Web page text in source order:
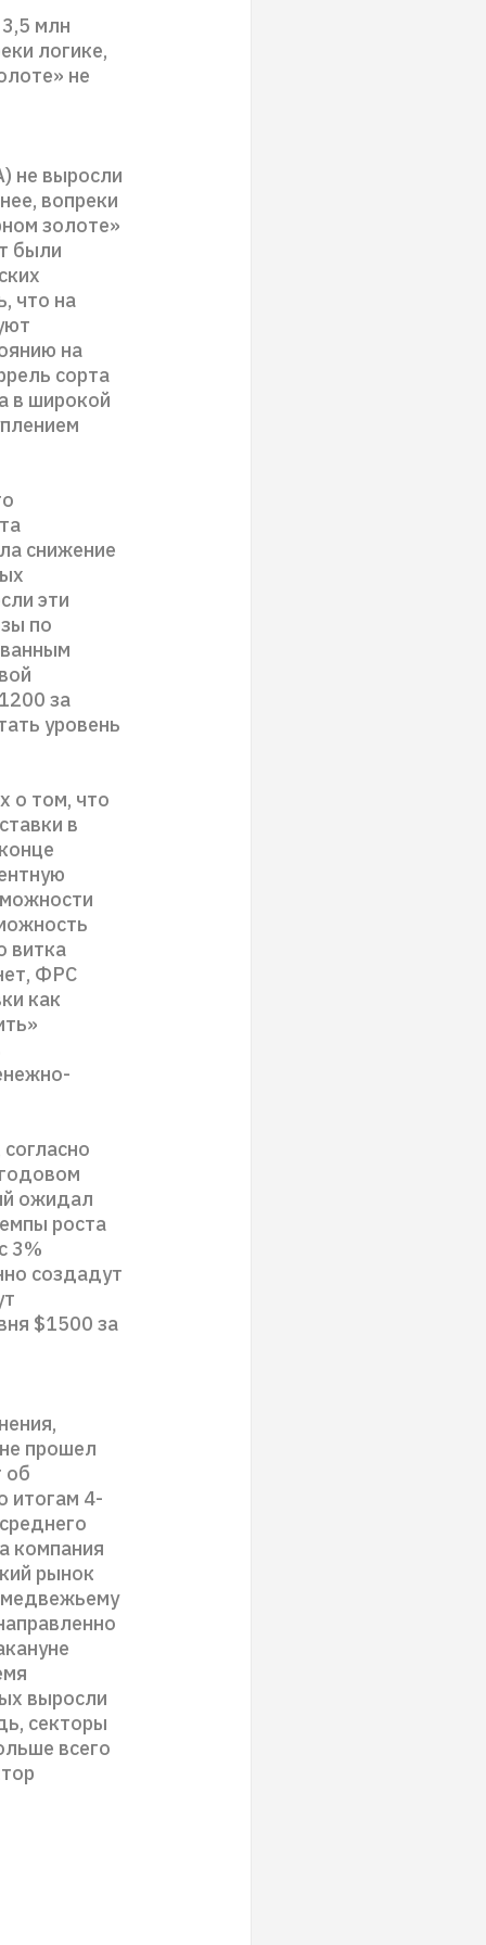
млн
логике,
не
не выросли
вопреки
золоте»
были
что на
на
сорта
в широкой
снижение
эти
по
за
уровень
о том, что
в
витка
ФРС
как
ожидал
роста
3%
создадут
$1500 за
прошел
об
итогам 4-
компания
рынок
медвежьему
выросли
секторы
всего